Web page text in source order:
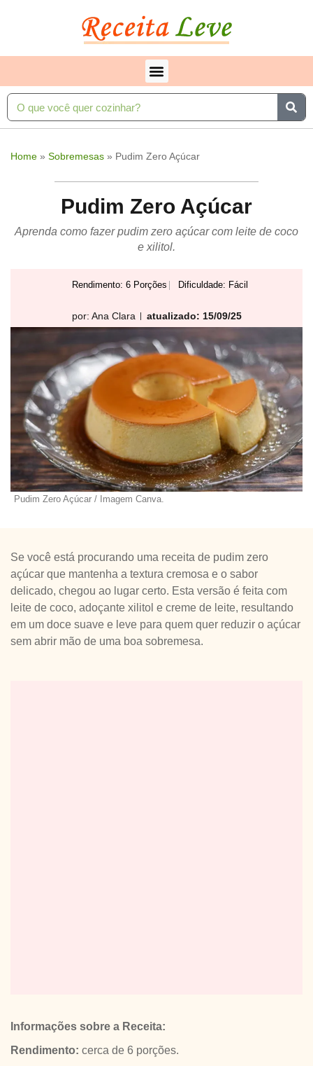
Home » Sobremesas » Pudim Zero Açúcar
Pudim Zero Açúcar
Aprenda como fazer pudim zero açúcar com leite de coco
e xilitol.
Rendimento: 6 Porções Dificuldade: Fácil
por: Ana Clara atualizado: 15/09/25
Pudim Zero Açúcar / Imagem Canva.
Se você está procurando uma receita de pudim zero
açúcar que mantenha a textura cremosa e o sabor
delicado, chegou ao lugar certo. Esta versão é feita com
leite de coco, adoçante xilitol e creme de leite, resultando
em um doce suave e leve para quem quer reduzir o açúcar
sem abrir mão de uma boa sobremesa.
Informações sobre a Receita:
Rendimento: cerca de 6 porções.